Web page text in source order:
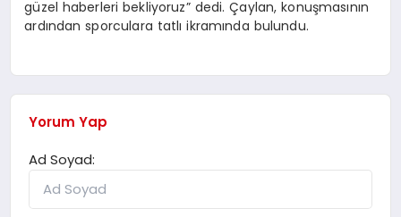
güzel haberleri bekliyoruz” dedi. Çaylan, konuşmasının
ardından sporculara tatlı ikramında bulundu.
Yorum Yap
Ad Soyad: